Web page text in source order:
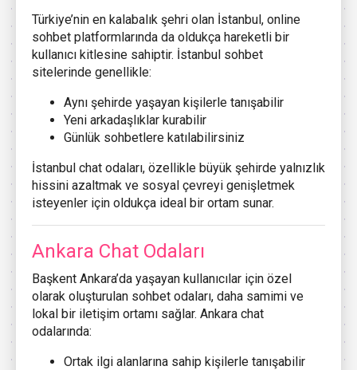
Türkiye’nin en kalabalık şehri olan İstanbul, online
sohbet platformlarında da oldukça hareketli bir
kullanıcı kitlesine sahiptir. İstanbul sohbet
sitelerinde genellikle:
Aynı şehirde yaşayan kişilerle tanışabilir
Yeni arkadaşlıklar kurabilir
Günlük sohbetlere katılabilirsiniz
İstanbul chat odaları, özellikle büyük şehirde yalnızlık
hissini azaltmak ve sosyal çevreyi genişletmek
isteyenler için oldukça ideal bir ortam sunar.
Ankara Chat Odaları
Başkent Ankara’da yaşayan kullanıcılar için özel
olarak oluşturulan sohbet odaları, daha samimi ve
lokal bir iletişim ortamı sağlar. Ankara chat
odalarında:
Ortak ilgi alanlarına sahip kişilerle tanışabilir